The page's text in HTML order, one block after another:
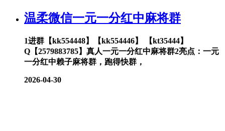
温柔微信一元一分红中麻将群
1进群【kk554448】【kk554446】 【kt35444】
Q【2579883785】真人一元一分红中麻将群2亮点：一元
一分红中赖子麻将群，跑得快群，
2026-04-30